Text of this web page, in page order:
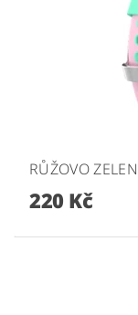
RŮŽOVO
220 Kč